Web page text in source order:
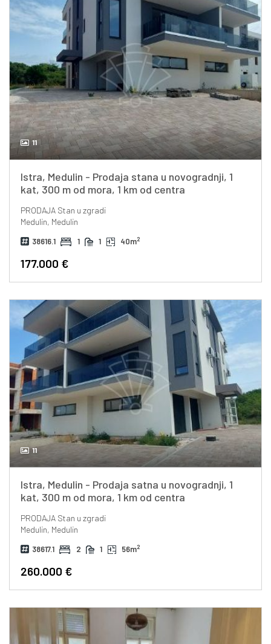
11
Istra, Medulin - Prodaja stana u novogradnji, 1
kat, 300 m od mora, 1 km od centra
PRODAJAStan u zgradi
Medulin, Medulin
38616.1 1 1 40m2
177.000 €
11
Istra, Medulin - Prodaja satna u novogradnji, 1
kat, 300 m od mora, 1 km od centra
PRODAJAStan u zgradi
Medulin, Medulin
38617.1 2 1 56m2
260.000 €